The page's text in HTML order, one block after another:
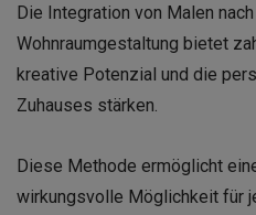
Die Integration von Malen
Wohnraumgestaltung bietet
kreative Potenzial und die
Zuhauses stärken.
Diese Methode ermöglicht
wirkungsvolle Möglichkeit für